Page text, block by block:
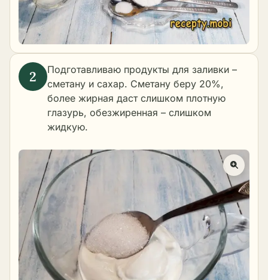
Подготавливаю продукты для заливки –
сметану и сахар. Сметану беру 20%,
более жирная даст слишком плотную
глазурь, обезжиренная – слишком
жидкую.